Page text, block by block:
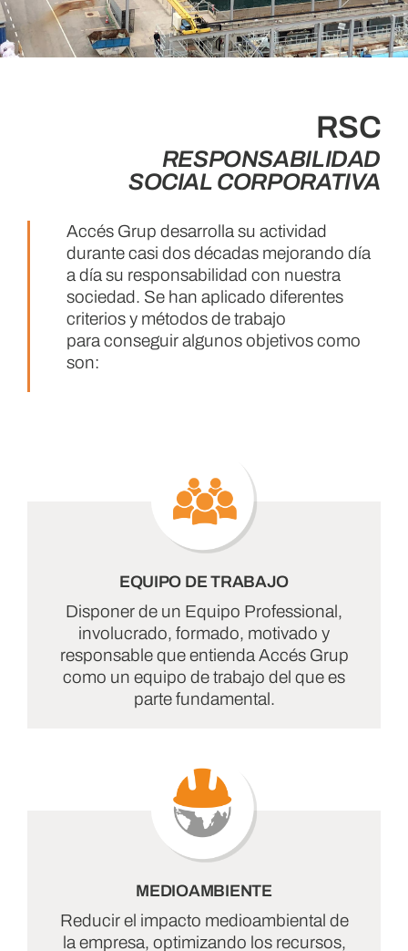
RSC
RESPONSABILIDAD
SOCIAL CORPORATIVA
Accés Grup desarrolla su actividad
durante casi dos décadas mejorando día
a día su responsabilidad con nuestra
sociedad. Se han aplicado diferentes
criterios y métodos de trabajo
para conseguir algunos objetivos como
son:
EQUIPO DE TRABAJO
Disponer de un Equipo Professional,
involucrado, formado, motivado y
responsable que entienda Accés Grup
como un equipo de trabajo del que es
parte fundamental.
MEDIOAMBIENTE
Reducir el impacto medioambiental de
la empresa, optimizando los recursos,